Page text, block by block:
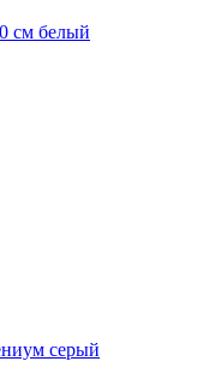
см белый
серый